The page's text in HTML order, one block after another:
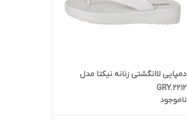
دمپایی لاانگشتی زنانه نیکتا مدل
GRY.2212
ناموجود